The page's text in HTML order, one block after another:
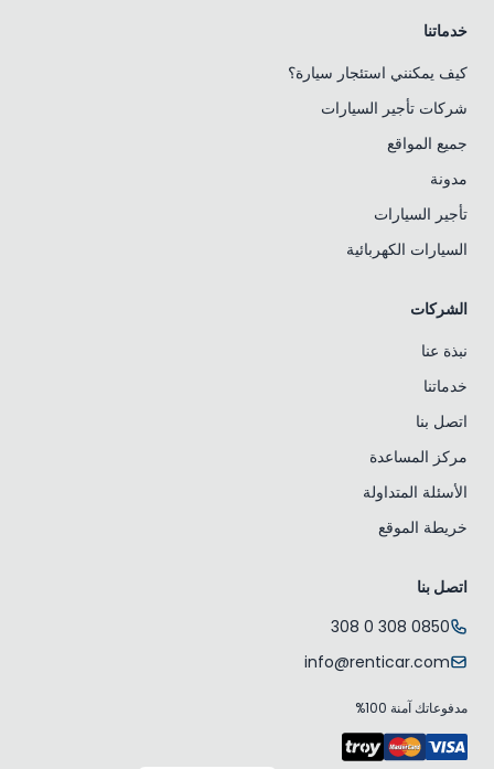
خدماتنا
كيف يمكنني استئجار سيارة؟
شركات تأجير السيارات
جميع المواقع
مدونة
تأجير السيارات
السيارات الكهربائية
الشركات
نبذة عنا
خدماتنا
اتصل بنا
مركز المساعدة
الأسئلة المتداولة
خريطة الموقع
اتصل بنا
0850 308 0 308
info@renticar.com
مدفوعاتك آمنة 100%